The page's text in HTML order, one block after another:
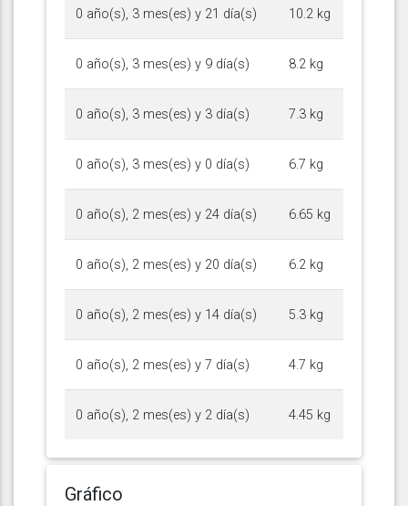
0 año(s), 3 mes(es) y 21 día(s) 10.2 kg
0 año(s), 3 mes(es) y 9 día(s) 8.2 kg
0 año(s), 3 mes(es) y 3 día(s) 7.3 kg
0 año(s), 3 mes(es) y 0 día(s) 6.7 kg
0 año(s), 2 mes(es) y 24 día(s) 6.65 kg
0 año(s), 2 mes(es) y 20 día(s) 6.2 kg
0 año(s), 2 mes(es) y 14 día(s) 5.3 kg
0 año(s), 2 mes(es) y 7 día(s) 4.7 kg
0 año(s), 2 mes(es) y 2 día(s) 4.45 kg
Gráfico